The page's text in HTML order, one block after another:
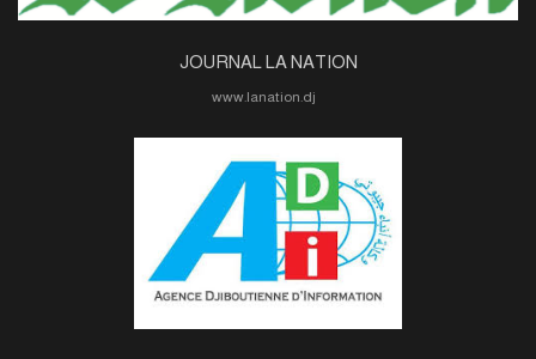
JOURNAL LA NATION